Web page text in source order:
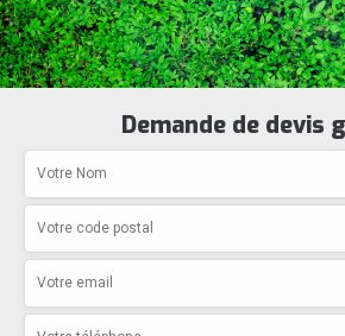
Demande de devis